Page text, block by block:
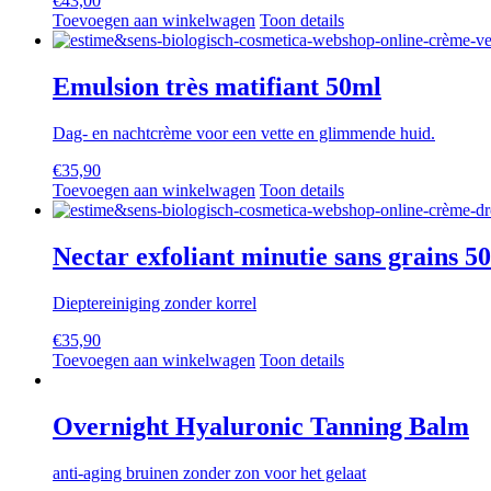
Toevoegen aan winkelwagen Toon details
Emulsion très matifiant 50ml
Dag- en nachtcrème voor een vette en glimmende huid.
€35,90
Toevoegen aan winkelwagen Toon details
Nectar exfoliant minutie sans grains
Dieptereiniging zonder korrel
€35,90
Toevoegen aan winkelwagen Toon details
Overnight Hyaluronic Tanning Balm
anti-aging bruinen zonder zon voor het gelaat